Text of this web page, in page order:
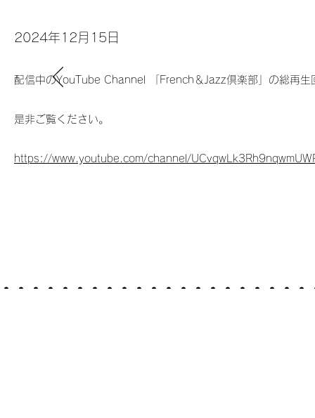
2024年12月15日
配信中のYouTube Channel 「French＆Jazz倶楽部」の総再
是非ご覧ください。
https://www.youtube.com/channel/